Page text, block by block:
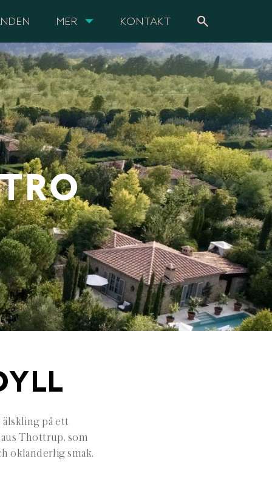
MER KONTAKT search
älskling på ett
Thottrup, som
oklanderlig smak,